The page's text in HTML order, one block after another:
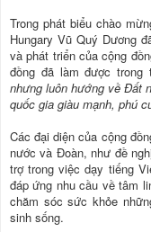
Trong phát biểu chào
Hungary Vũ Quý Dương
và phát triển của cộng
đồng đã làm được trong
nhưng luôn hướng về Đất
quốc gia giàu mạnh, phú
Các đại diện của cộng
nước và Đoàn, như đề
trợ trong việc dạy tiếng
đáp ứng nhu cầu về tâm
chăm sóc sức khỏe
sinh sống.